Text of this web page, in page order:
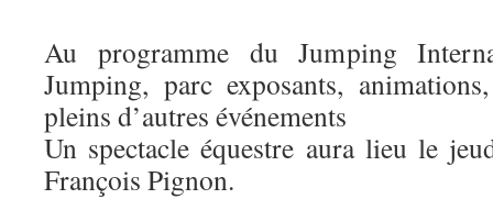
Au programme du Jumping
Jumping, parc exposants,
pleins d’autres événements
Un spectacle équestre aura lieu le
François Pignon.